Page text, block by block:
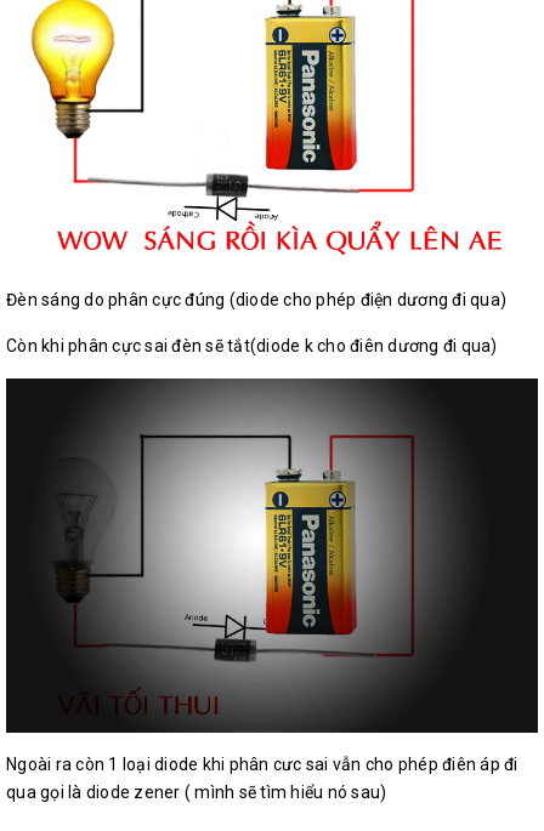
Đèn sáng do phân cực đúng (diode cho phép điện dương đi qua)
Còn khi phân cực sai đèn sẽ tắt(diode k cho điên dương đi qua)
Ngoài ra còn 1 loại diode khi phân cưc sai vẫn cho phép điên áp đi
qua gọi là diode zener ( mình sẽ tìm hiểu nó sau)